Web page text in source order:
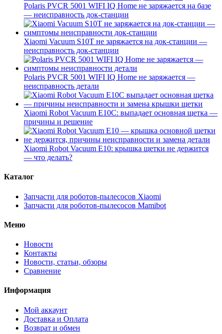
Polaris PVCR 5001 WIFI IQ Home не заряжается на базе
— неисправность док-станции
Xiaomi Vacuum S10T не заряжается на док-станции —
неисправность док-станции
Polaris PVCR 5001 WIFI IQ Home не заряжается —
неисправность детали
Xiaomi Robot Vacuum E10C: выпадает основная щетка —
причины и решение
Xiaomi Robot Vacuum E10: крышка щетки не держится
— что делать?
Каталог
Запчасти для роботов-пылесосов Xiaomi
Запчасти для роботов-пылесосов Mamibot
Меню
Новости
Контакты
Новости, статьи, обзоры
Сравнение
Информация
Мой аккаунт
Доставка и Оплата
Возврат и обмен